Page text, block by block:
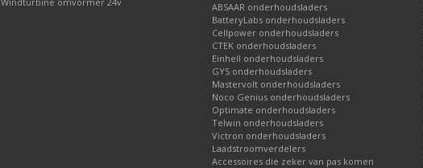
ABSAAR onderhoudsladers
BatteryLabs onderhoudsladers
Cellpower onderhoudsladers
CTEK onderhoudsladers
Einhell onderhoudsladers
GYS onderhoudsladers
Mastervolt onderhoudsladers
Noco Genius onderhoudsladers
Optimate onderhoudsladers
Telwin onderhoudsladers
Victron onderhoudsladers
Laadstroomverdelers
Accessoires die zeker van pas komen